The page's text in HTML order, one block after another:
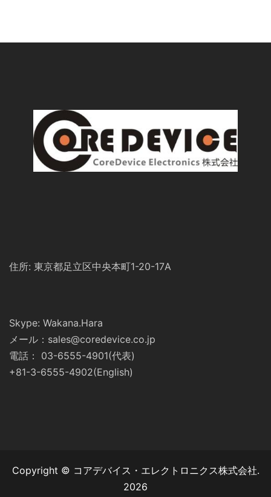
住所: 東京都足立区中央本町1-20-17A
Skype: Wakana.Hara
メール：sales@coredevice.co.jp
電話： 03-6555-4901(代表)
+81-3-6555-4902(English)
Copyright © コアデバイス・エレクトロニクス株式会社.
2026